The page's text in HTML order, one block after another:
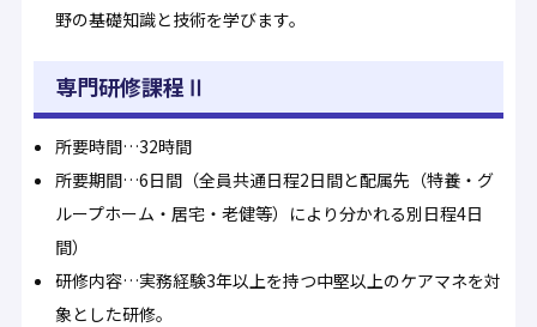
野の基礎知識と技術を学びます。
専門研修課程Ⅱ
所要時間…32時間
所要期間…6日間（全員共通日程2日間と配属先（特養・グ
ループホーム・居宅・老健等）により分かれる別日程4日
間）
研修内容…実務経験3年以上を持つ中堅以上のケアマネを対
象とした研修。